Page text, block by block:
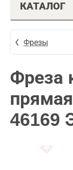
КАТАЛОГ
Фрезы
Фреза
46169